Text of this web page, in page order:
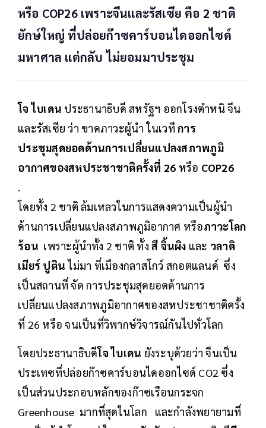
หรือ COP26 เพราะจีนและรัสเซีย คือ 2 ชาติ
ยักษ์ใหญ่ ที่ปล่อยก๊าซคาร์บอนไดออกไซด์
มหาศาล แต่กลับ ไม่ยอมมาประชุม
โจ ไบเดน ประธานาธิบดี สหรัฐฯ ออกโรงตำหนิ จีน
และรัสเซีย ว่า ขาดภาวะผู้นำ ในเวที การ
ประชุมสุดยอดด้านการเปลี่ยนแปลงสภาพภูมิ
อากาศของสหประชาชาติครั้งที่ 26 หรือ COP26
.
โดยทั้ง 2 ชาติ ล้มเหลวในการแสดงความเป็นผู้นำ
ด้านการเปลี่ยนแปลงสภาพภูมิอากาศ หรือภาวะโลก
ร้อน เพราะผู้นำทั้ง 2 ชาติ ทั้ง สี จิ้นผิง และ วลาดิ
เมียร์ ปูติน ไม่มา ที่เมืองกลาสโกว์ สกอตแลนด์ ซึ่ง
เป็นสถานที่ จัด การประชุมสุดยอดด้านการ
เปลี่ยนแปลงสภาพภูมิอากาศของสหประชาชาติครั้ง
ที่ 26 หรือ จนเป็นที่วิพากษ์วิจารณ์กันไปทั่วโลก
โดยประธานาธิบดีโจ ไบเดน ยังระบุด้วยว่า จีนเป็น
ประเทซที่ปล่อยก๊าซคาร์บอนไดออกไซด์ CO2 ซึ่ง
เป็นส่วนประกอบหลักของก๊าซเรือนกระจก
Greenhouse มากที่สุดในโลก และกำลังพยายามที่